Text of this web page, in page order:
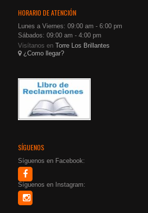
HORARIO DE ATENCIÓN
Lunes a Viernes: 09:00 am - 6:00 pm
Sábados: 09:00 am - 4:00 pm
Visítanos enTorre Los Brillantes
¿Como llegar?
SÍGUENOS
Síguenos en Facebook:
Síguenos en Instagram: